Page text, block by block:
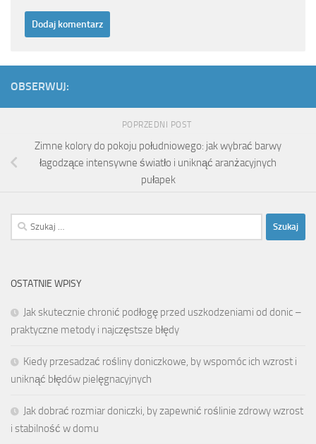
OBSERWUJ:
POPRZEDNI POST
Zimne kolory do pokoju południowego: jak wybrać barwy
łagodzące intensywne światło i uniknąć aranżacyjnych
pułapek
Szukaj:
OSTATNIE WPISY
Jak skutecznie chronić podłogę przed uszkodzeniami od donic –
praktyczne metody i najczęstsze błędy
Kiedy przesadzać rośliny doniczkowe, by wspomóc ich wzrost i
uniknąć błędów pielęgnacyjnych
Jak dobrać rozmiar doniczki, by zapewnić roślinie zdrowy wzrost
i stabilność w domu